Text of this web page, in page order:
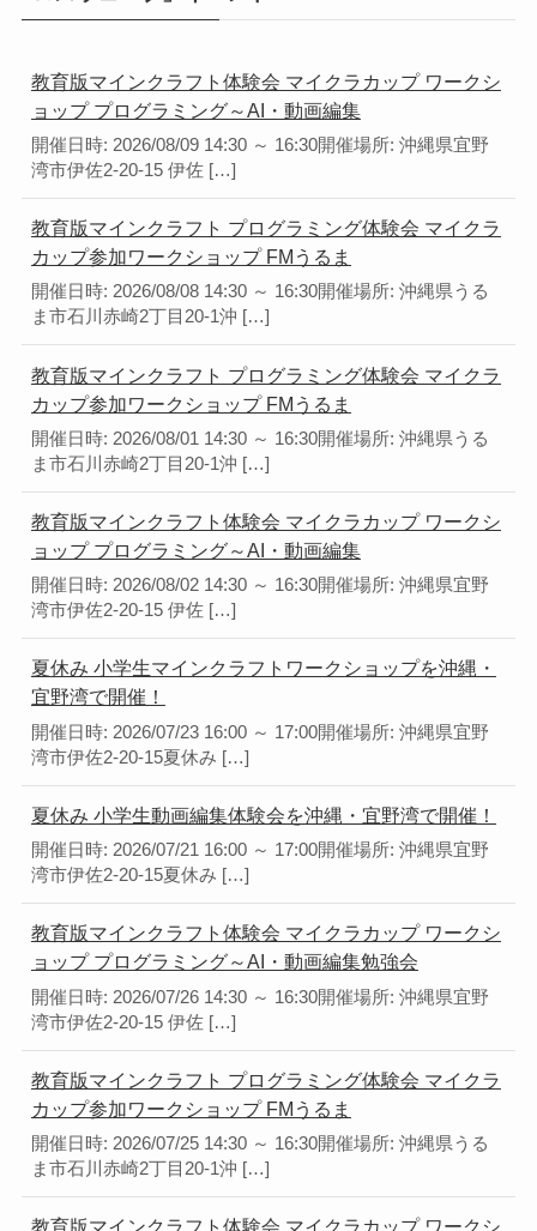
教育版マインクラフト体験会 マイクラカップ ワークシ
ョップ プログラミング～AI・動画編集
開催日時: 2026/08/09 14:30 ～ 16:30開催場所: 沖縄県宜野
湾市伊佐2-20-15 伊佐 […]
教育版マインクラフト プログラミング体験会 マイクラ
カップ参加ワークショップ FMうるま
開催日時: 2026/08/08 14:30 ～ 16:30開催場所: 沖縄県うる
ま市石川赤崎2丁目20-1沖 […]
教育版マインクラフト プログラミング体験会 マイクラ
カップ参加ワークショップ FMうるま
開催日時: 2026/08/01 14:30 ～ 16:30開催場所: 沖縄県うる
ま市石川赤崎2丁目20-1沖 […]
教育版マインクラフト体験会 マイクラカップ ワークシ
ョップ プログラミング～AI・動画編集
開催日時: 2026/08/02 14:30 ～ 16:30開催場所: 沖縄県宜野
湾市伊佐2-20-15 伊佐 […]
夏休み 小学生マインクラフトワークショップを沖縄・
宜野湾で開催！
開催日時: 2026/07/23 16:00 ～ 17:00開催場所: 沖縄県宜野
湾市伊佐2-20-15夏休み […]
夏休み 小学生動画編集体験会を沖縄・宜野湾で開催！
開催日時: 2026/07/21 16:00 ～ 17:00開催場所: 沖縄県宜野
湾市伊佐2-20-15夏休み […]
教育版マインクラフト体験会 マイクラカップ ワークシ
ョップ プログラミング～AI・動画編集勉強会
開催日時: 2026/07/26 14:30 ～ 16:30開催場所: 沖縄県宜野
湾市伊佐2-20-15 伊佐 […]
教育版マインクラフト プログラミング体験会 マイクラ
カップ参加ワークショップ FMうるま
開催日時: 2026/07/25 14:30 ～ 16:30開催場所: 沖縄県うる
ま市石川赤崎2丁目20-1沖 […]
教育版マインクラフト体験会 マイクラカップ ワークシ